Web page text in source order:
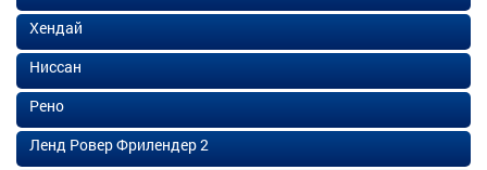
Хендай
Ниссан
Рено
Ленд Ровер Фрилендер 2